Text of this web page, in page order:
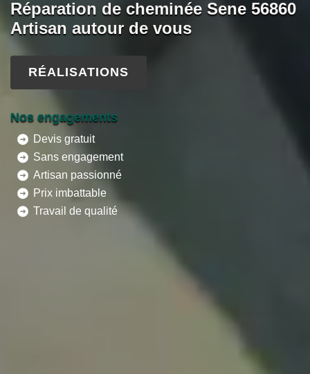
Réparation de cheminée Sene 56860
Artisan autour de vous
RÉALISATIONS
Nos engagements
Devis gratuit
Sans engagement
Artisan passionné
Prix imbattable
Travail de qualité